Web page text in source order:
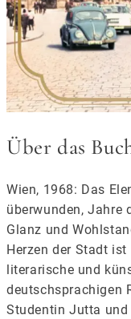
Über das
Wien, 1968: Das
überwunden, Jahre
Glanz und
Herzen der Stadt
literarische und
deutschsprachigen
Studentin Jutta und